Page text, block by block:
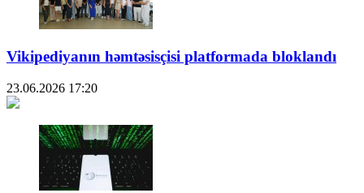
Vikipediyanın həmtəsisçisi platformada bloklandı
23.06.2026 17:20